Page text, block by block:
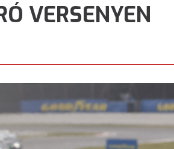
VERSENYEN